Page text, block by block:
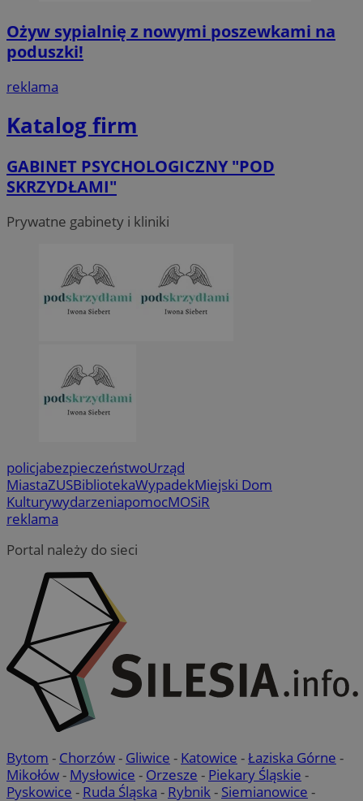
Ożyw sypialnię z nowymi poszewkami na
poduszki!
reklama
Katalog firm
GABINET PSYCHOLOGICZNY "POD
SKRZYDŁAMI"
Prywatne gabinety i kliniki
policjabezpieczeństwoUrząd
MiastaZUSBibliotekaWypadekMiejski Dom
KulturywydarzeniapomocMOSiR
reklama
Portal należy do sieci
Bytom - Chorzów- Gliwice - Katowice -Łaziska Górne -
Mikołów- Mysłowice - Orzesze - Piekary Śląskie -
Pyskowice - Ruda Śląska - Rybnik- Siemianowice -